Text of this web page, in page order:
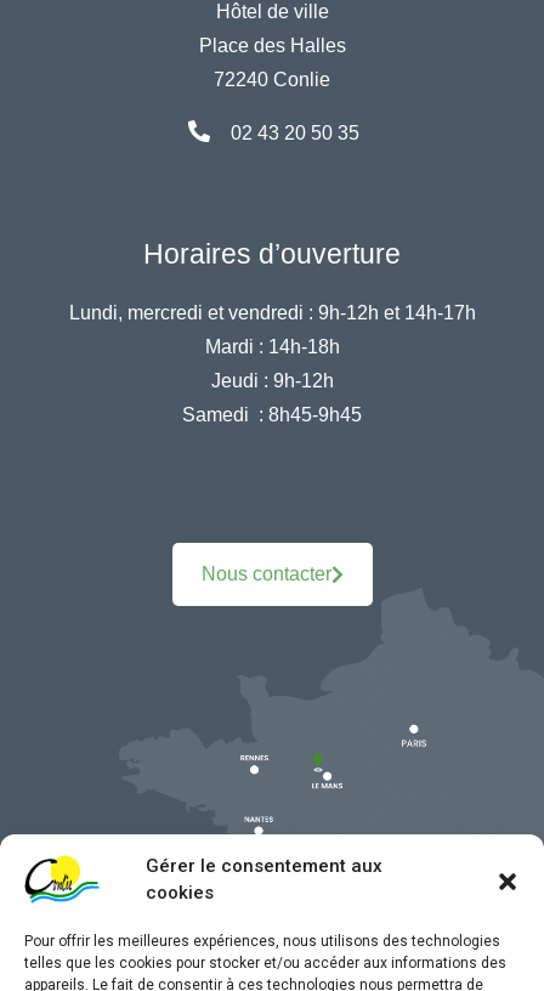
Gérer le consentement aux
cookies
Pour offrir les meilleures expériences, nous utilisons des technologies
telles que les cookies pour stocker et/ou accéder aux informations des
appareils. Le fait de consentir à ces technologies nous permettra de
Hôtel de ville
Place des Halles
72240 Conlie
02 43 20 50 35
Horaires d’ouverture
Lundi, mercredi et vendredi : 9h-12h et 14h-17h
Mardi : 14h-18h
Jeudi : 9h-12h
Samedi : 8h45-9h45
Nous contacter